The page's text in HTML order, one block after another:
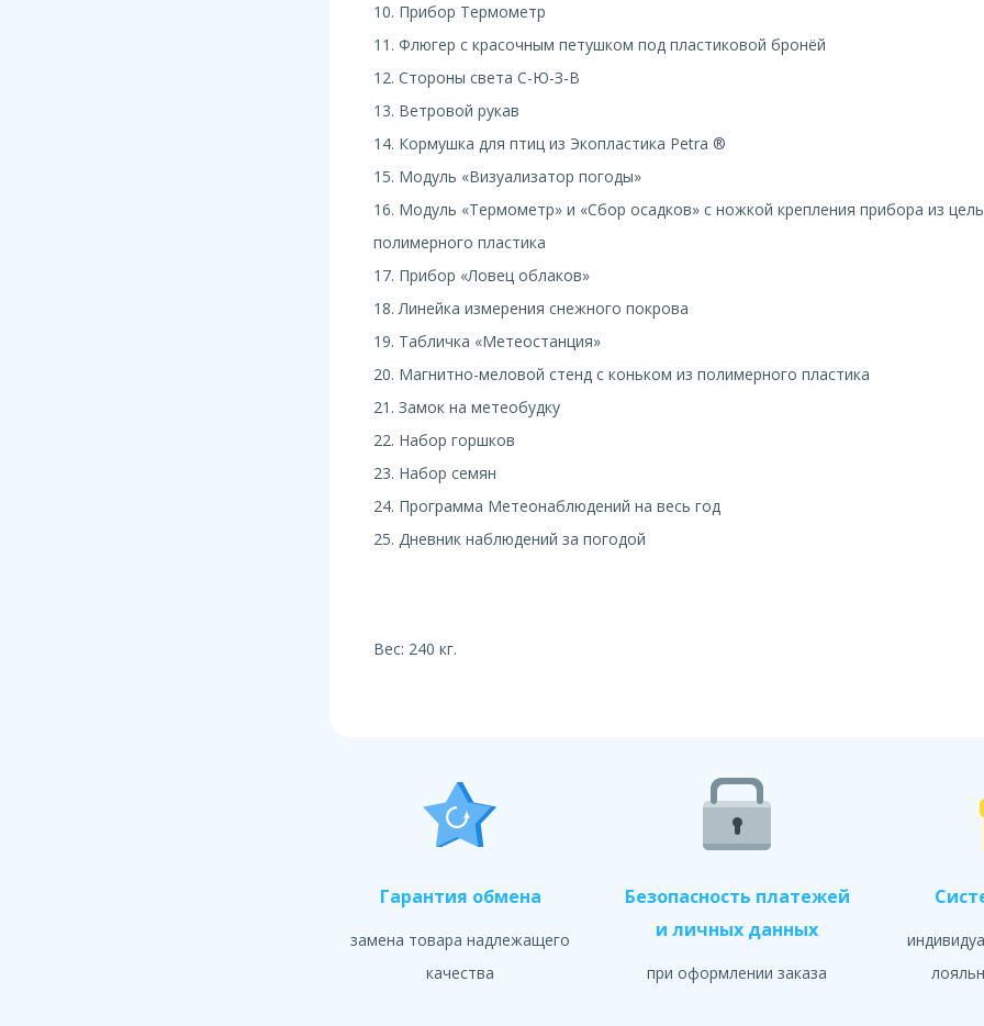
10. Прибор Термометр
11. Флюгер с красочным петушком под пластиковой бронёй
12. Стороны света С-Ю-З-В
13. Ветровой рукав
14. Кормушка для птиц из Экопластика Petra ®
15. Модуль «Визуализатор погоды»
16. Модуль «Термометр» и «Сбор осадков» с ножкой крепления прибора из
полимерного пластика
17. Прибор «Ловец облаков»
18. Линейка измерения снежного покрова
19. Табличка «Метеостанция»
20. Магнитно-меловой стенд с коньком из полимерного пластика
21. Замок на метеобудку
22. Набор горшков
23. Набор семян
24. Программа Метеонаблюдений на весь год
25. Дневник наблюдений за погодой
Вес: 240 кг.
Гарантия обмена
замена товара надлежащего
качества
Безопасность платежей
и личных данных
при оформлении заказа